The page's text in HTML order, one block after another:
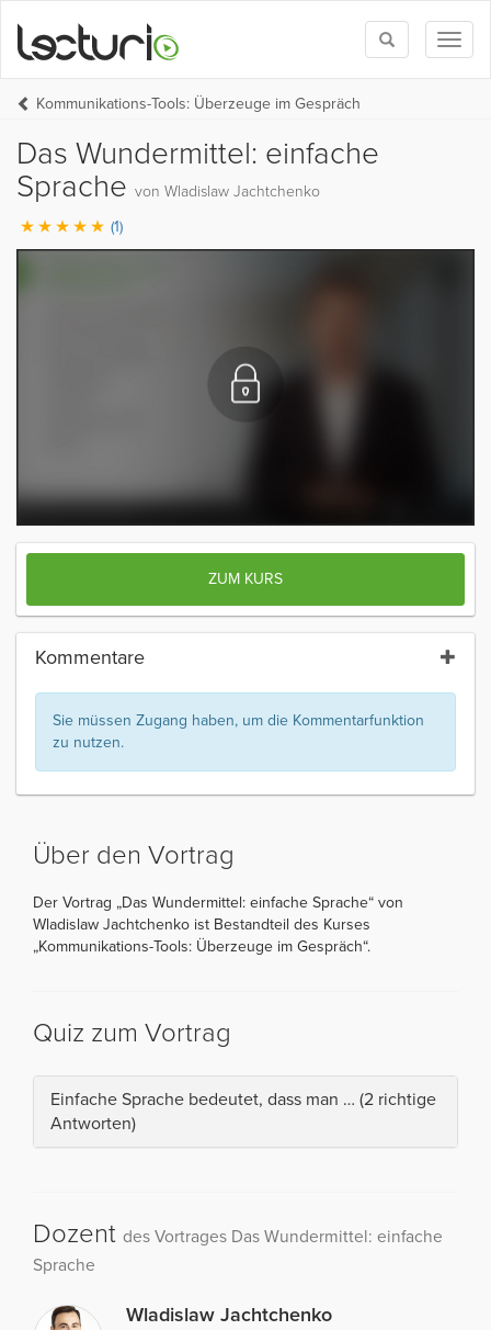
Toggle
search
Kommunikations-Tools: Überzeuge im Gespräch
Das Wundermittel: einfache
Sprache von Wladislaw Jachtchenko
(1)
ZUM KURS
Kommentare
Sie müssen Zugang haben, um die Kommentarfunktion
zu nutzen.
Über den Vortrag
Der Vortrag „Das Wundermittel: einfache Sprache“ von
Wladislaw Jachtchenko ist Bestandteil des Kurses
„Kommunikations-Tools: Überzeuge im Gespräch“.
Quiz zum Vortrag
Einfache Sprache bedeutet, dass man … (2 richtige
Antworten)
Dozent des Vortrages Das Wundermittel: einfache
Sprache
Wladislaw Jachtchenko